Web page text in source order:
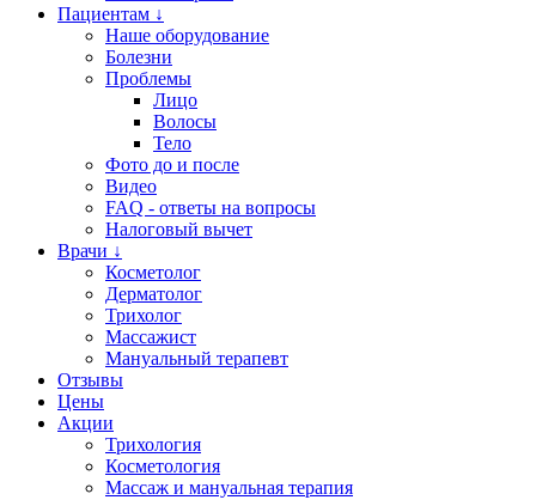
Пациентам ↓
Наше оборудование
Болезни
Проблемы
Лицо
Волосы
Тело
Фото до и после
Видео
FAQ - ответы на вопросы
Налоговый вычет
Врачи ↓
Косметолог
Дерматолог
Трихолог
Массажист
Мануальный терапевт
Отзывы
Цены
Акции
Трихология
Косметология
Массаж и мануальная терапия